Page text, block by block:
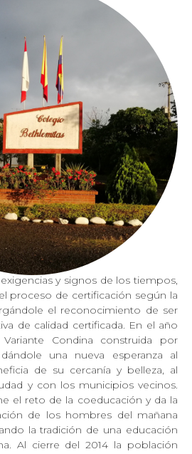
y signos de los tiempos,
proceso de certificación según la
el reconocimiento de ser
de calidad certificada. En el año
Condina construida por
una nueva esperanza al
de su cercanía y belleza, al
y con los municipios vecinos.
el reto de la coeducación y da la
de los hombres del mañana
la tradición de una educación
Al cierre del 2014 la población